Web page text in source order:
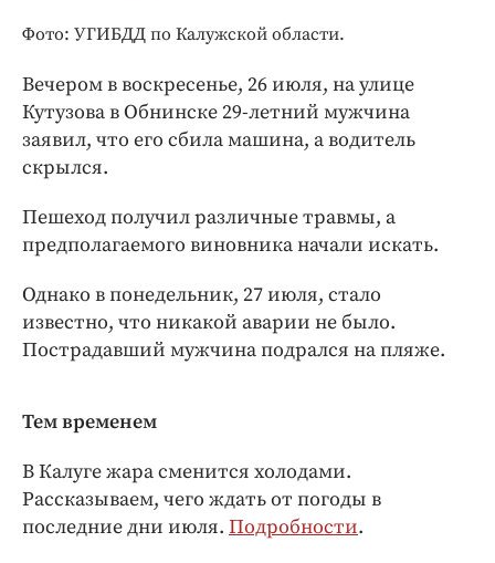
Интересное чтиво
Клиника года
Работодатель года
Фото: УГИБДД по Калужской области.
Вечером в воскресенье, 26 июля, на улице
Кутузова в Обнинске 29-летний мужчина
заявил, что его сбила машина, а водитель
скрылся.
Пешеход получил различные травмы, а
предполагаемого виновника начали искать.
Однако в понедельник, 27 июля, стало
известно, что никакой аварии не было.
Пострадавший мужчина подрался на пляже.
Тем временем
В Калуге жара сменится холодами.
Рассказываем, чего ждать от погоды в
последние дни июля. Подробности.